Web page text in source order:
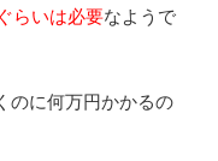
らいは必要なようで
のに何万円かかるの